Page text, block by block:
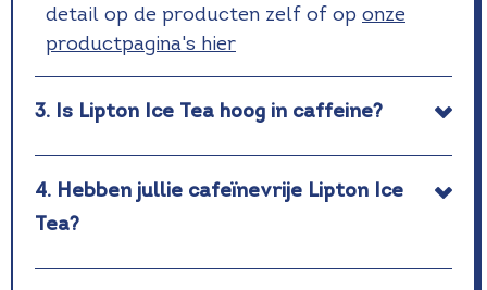
detail op de producten zelf of op onze
productpagina's hier
3. Is Lipton Ice Tea hoog in caffeine?
4. Hebben jullie cafeïnevrije Lipton Ice
Tea?